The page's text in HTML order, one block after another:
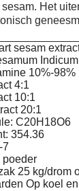
Het
sesam
10%-98%
4:1
10:1
20:1
C20H18O6
354.36
7
poeder
25 kg/drom
Op koel